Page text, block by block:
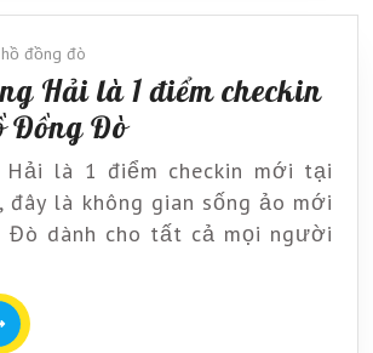
qua
đêm
Hải là 1 điểm checkin
Đồng ĐòVilla
Hoàng
Hải
là
là 1 điểm checkin mới tại
đây là không gian sống ảo mới
dành cho tất cả mọi người
Đọc
tiếp